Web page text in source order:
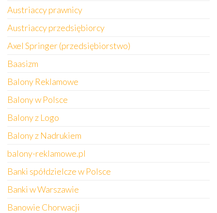
Austriaccy prawnicy
Austriaccy przedsiębiorcy
Axel Springer (przedsiębiorstwo)
Baasizm
Balony Reklamowe
Balony w Polsce
Balony z Logo
Balony z Nadrukiem
balony-reklamowe.pl
Banki spółdzielcze w Polsce
Banki w Warszawie
Banowie Chorwacji